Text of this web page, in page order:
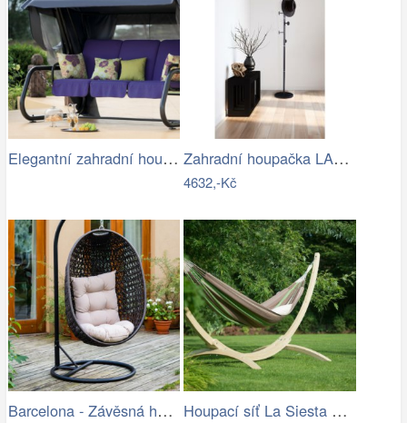
Elegantní zahradní houpačka VENEZIA Zahradní houpačka LAMIA Tempo Kondela
4632,-Kč
Barcelona - Závěsná houpačka (hnědá) Houpací síť La Siesta Flora Family …